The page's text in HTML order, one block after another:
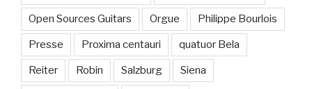
Open Sources Guitars Orgue Philippe Bourlois
Presse Proxima centauri quatuor Bela
Reiter Robin Salzburg Siena